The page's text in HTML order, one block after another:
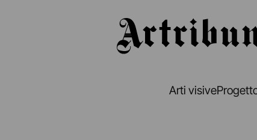
Arti visive